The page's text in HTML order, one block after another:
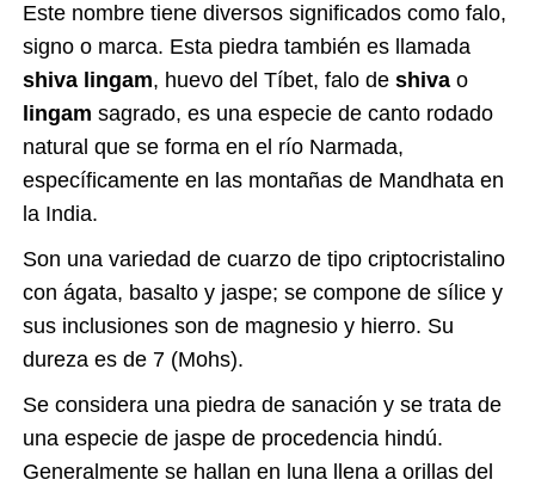
Este nombre tiene diversos significados como falo,
signo o marca. Esta piedra también es llamada
shiva lingam, huevo del Tíbet, falo de shiva o
lingam sagrado, es una especie de canto rodado
natural que se forma en el río Narmada,
específicamente en las montañas de Mandhata en
la India.
Son una variedad de cuarzo de tipo criptocristalino
con ágata, basalto y jaspe; se compone de sílice y
sus inclusiones son de magnesio y hierro. Su
dureza es de 7 (Mohs).
Se considera una piedra de sanación y se trata de
una especie de jaspe de procedencia hindú.
Generalmente se hallan en luna llena a orillas del